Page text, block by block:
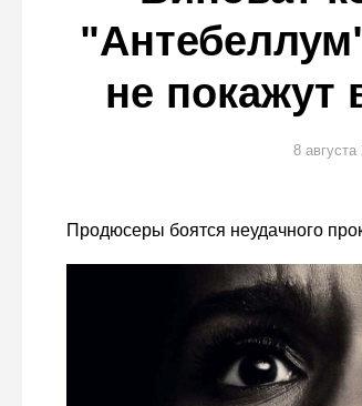
не покажут
8
Продюсеры боятся неудачного